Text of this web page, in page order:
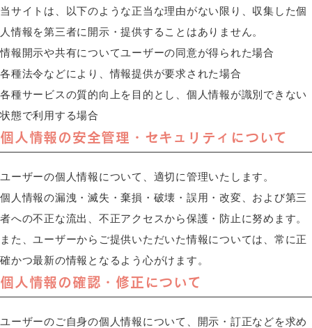
当サイトは、以下のような正当な理由がない限り、収集した個
人情報を第三者に開示・提供することはありません。
情報開示や共有についてユーザーの同意が得られた場合
各種法令などにより、情報提供が要求された場合
各種サービスの質的向上を目的とし、個人情報が識別できない
状態で利用する場合
個人情報の安全管理・セキュリティについて
ユーザーの個人情報について、適切に管理いたします。
個人情報の漏洩・滅失・棄損・破壊・誤用・改変、および第三
者への不正な流出、不正アクセスから保護・防止に努めます。
また、ユーザーからご提供いただいた情報については、常に正
確かつ最新の情報となるよう心がけます。
個人情報の確認・修正について
ユーザーのご自身の個人情報について、開示・訂正などを求め